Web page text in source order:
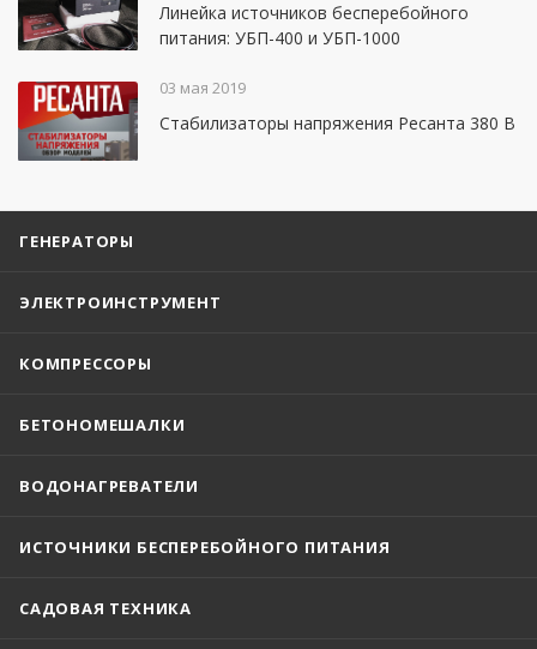
Линейка источников бесперебойного
питания: УБП-400 и УБП-1000
03 мая 2019
Стабилизаторы напряжения Ресанта 380 В
ГЕНЕРАТОРЫ
ЭЛЕКТРОИНСТРУМЕНТ
КОМПРЕССОРЫ
БЕТОНОМЕШАЛКИ
ВОДОНАГРЕВАТЕЛИ
ИСТОЧНИКИ БЕСПЕРЕБОЙНОГО ПИТАНИЯ
САДОВАЯ ТЕХНИКА